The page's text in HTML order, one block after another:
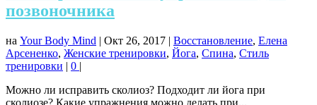
позвоночника
на Your Body Mind | Окт 26, 2017 | Восстановление, Елена
Арсененко, Женские тренировки, Йога, Спина, Стиль
тренировки | 0 |
Можно ли исправить сколиоз? Подходит ли йога при
сколиозе? Какие упражнения можно делать при...